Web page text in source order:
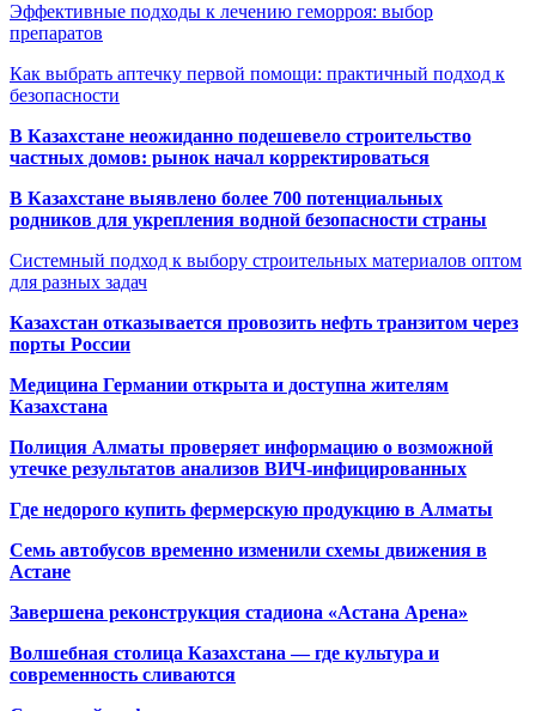
Эффективные подходы к лечению геморроя: выбор
препаратов
Как выбрать аптечку первой помощи: практичный подход к
безопасности
В Казахстане неожиданно подешевело строительство
частных домов: рынок начал корректироваться
В Казахстане выявлено более 700 потенциальных
родников для укрепления водной безопасности страны
Системный подход к выбору строительных материалов оптом
для разных задач
Казахстан отказывается провозить нефть транзитом через
порты России
Медицина Германии открыта и доступна жителям
Казахстана
Полиция Алматы проверяет информацию о возможной
утечке результатов анализов ВИЧ-инфицированных
Где недорого купить фермерскую продукцию в Алматы
Семь автобусов временно изменили схемы движения в
Астане
Завершена реконструкция стадиона «Астана Арена»
Волшебная столица Казахстана — где культура и
современность сливаются